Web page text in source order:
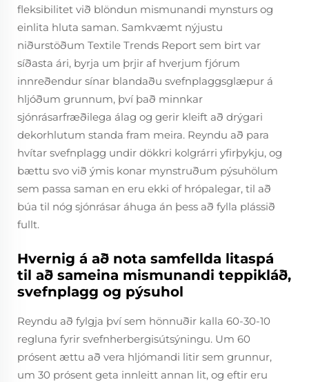
fleksibilitet við blöndun mismunandi mynsturs og
einlita hluta saman. Samkvæmt nýjustu
niðurstöðum Textile Trends Report sem birt var
síðasta ári, byrja um þrjir af hverjum fjórum
innreðendur sínar blandaðu svefnplaggsglæpur á
hljóðum grunnum, því það minnkar
sjónrásarfræðilega álag og gerir kleift að drýgari
dekorhlutum standa fram meira. Reyndu að para
hvítar svefnplagg undir dökkri kolgrárri yfirþykju, og
bættu svo við ýmis konar mynstruðum pýsuhölum
sem passa saman en eru ekki of hrópalegar, til að
búa til nóg sjónrásar áhuga án þess að fylla plássið
fullt.
Hvernig á að nota samfellda litaspá
til að sameina mismunandi teppikláð,
svefnplagg og pýsuhol
Reyndu að fylgja því sem hönnuðir kalla 60-30-10
regluna fyrir svefnherbergisútsýningu. Um 60
prósent ættu að vera hljómandi litir sem grunnur,
um 30 prósent geta innleitt annan lit, og eftir eru